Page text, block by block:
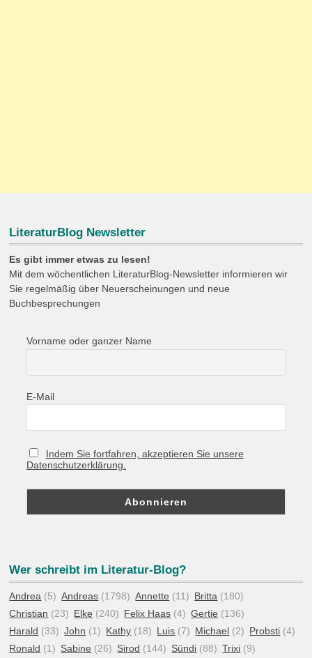
LiteraturBlog Newsletter
Es gibt immer etwas zu lesen!
Mit dem wöchentlichen LiteraturBlog-Newsletter informieren wir
Sie regelmäßig über Neuerscheinungen und neue
Buchbesprechungen
Vorname oder ganzer Name
E-Mail
Indem Sie fortfahren, akzeptieren Sie unsere
Datenschutzerklärung.
Wer schreibt im Literatur-Blog?
Andrea (5) Andreas (1798) Annette (11) Britta (180)
Christian (23) Elke (240) Felix Haas (4) Gertie (136)
Harald (33) John (1) Kathy (18) Luis (7) Michael (2) Probsti (4)
Ronald (1) Sabine (26) Sirod (144) Sündi (88) Trixi (9)